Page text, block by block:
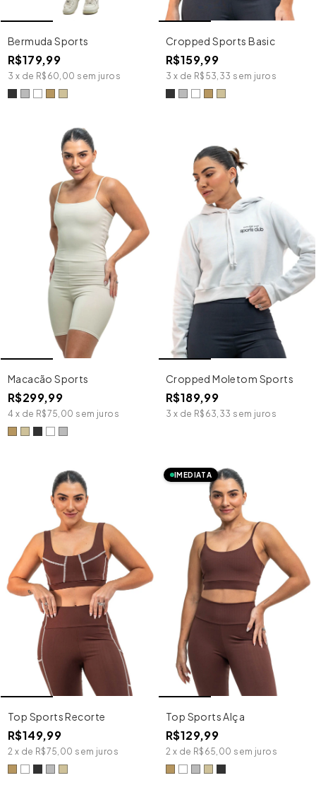
Bermuda Sports
R$179,99
3 x de R$60,00 sem juros
Cropped Sports Basic
R$159,99
3 x de R$53,33 sem juros
Macacão Sports
R$299,99
4 x de R$75,00 sem juros
Cropped Moletom Sports
R$189,99
3 x de R$63,33 sem juros
Top Sports Recorte
R$149,99
2 x de R$75,00 sem juros
Top Sports Alça
R$129,99
2 x de R$65,00 sem juros
IMEDIATA